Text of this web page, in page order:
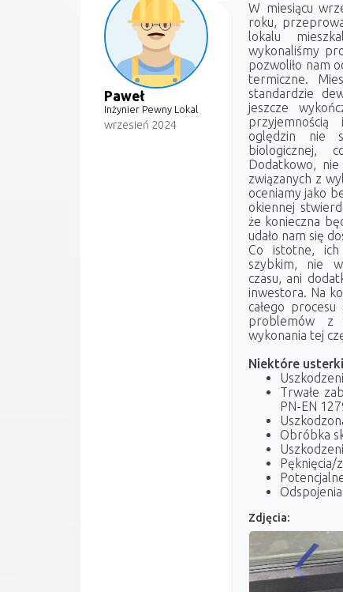
Paweł
Inżynier Pewny Lokal
wrzesień 2024
W miesiącu
roku,
lokalu
wykonaliśmy
pozwoliło nam
termiczne.
standardzie
jeszcze
przyjemnością
oględzin nie
biologicznej,
Dodatkowo,
związanych z
oceniamy jako
okiennej
że konieczna
udało nam się
Co istotne,
szybkim, nie
czasu, ani
inwestora. Na
całego
problemów z
wykonania tej
Niektóre
Trwałe
PN-EN
Obróbka
Pęknięcia/
Zdjęcia: